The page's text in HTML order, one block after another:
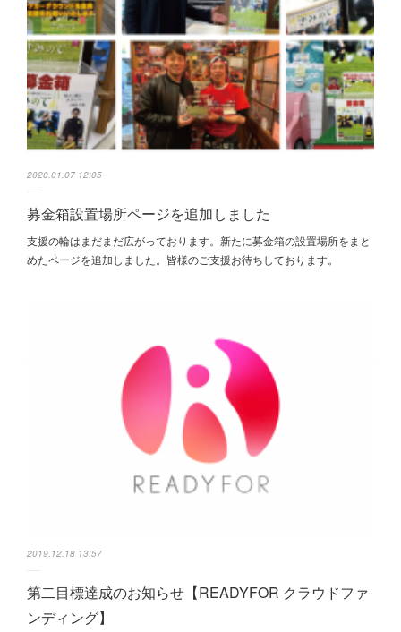
2020.01.07 12:05
募金箱設置場所ページを追加しました
支援の輪はまだまだ広がっております。新たに募金箱の設置場所をまと
めたページを追加しました。皆様のご支援お待ちしております。
2019.12.18 13:57
第二目標達成のお知らせ【READYFOR クラウドファ
ンディング】